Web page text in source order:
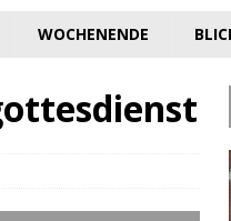
WOCHENENDE